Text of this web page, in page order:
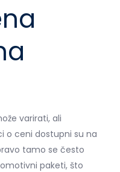
varirati, ali
o ceni dostupni su na
tamo se često
paketi, što